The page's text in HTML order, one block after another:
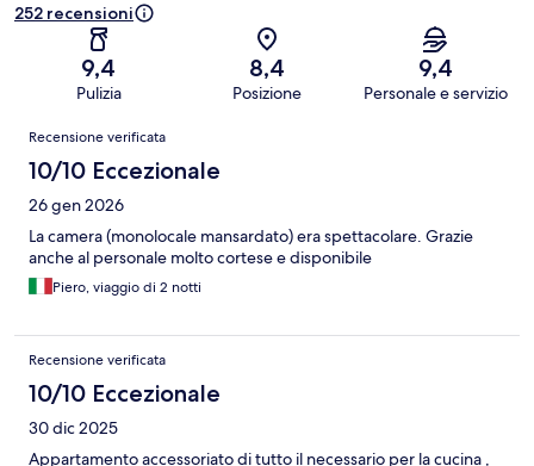
252 recensioni
9,4
Pulizia
8,4
Posizione
9,4
Personale e servizio
Recensioni
Recensione verificata
10/10 Eccezionale
26 gen 2026
La camera (monolocale mansardato) era spettacolare. Grazie
anche al personale molto cortese e disponibile
Piero, viaggio di 2 notti
Recensione verificata
10/10 Eccezionale
30 dic 2025
Appartamento accessoriato di tutto il necessario per la cucina ,